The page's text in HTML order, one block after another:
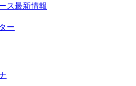
ス最新情報
ー